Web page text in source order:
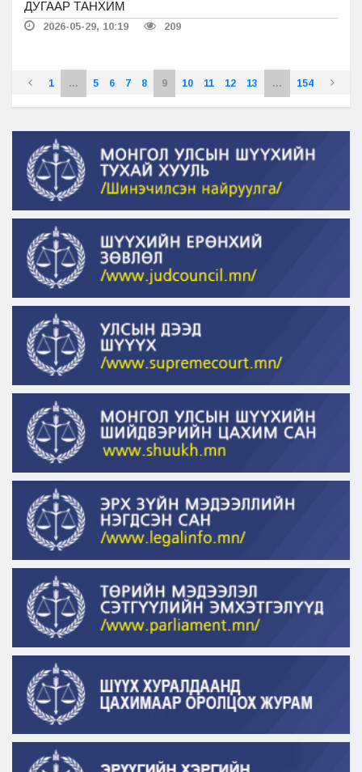
ДУГААР ТАНХИМ
2026-05-29, 10:19 209
1 ... 5 6 7 8 9 10 11 12 13 ... 154